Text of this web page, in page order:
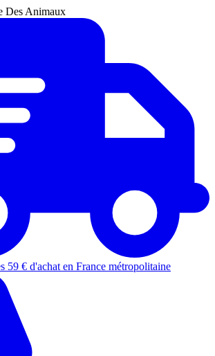
Des Animaux
59 € d'achat en France métropolitaine